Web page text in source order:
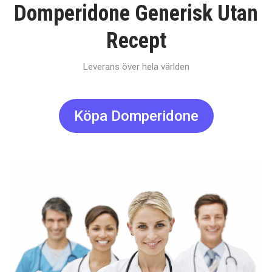
Domperidone Generisk Utan
Recept
Leverans över hela världen
Köpa Domperidone